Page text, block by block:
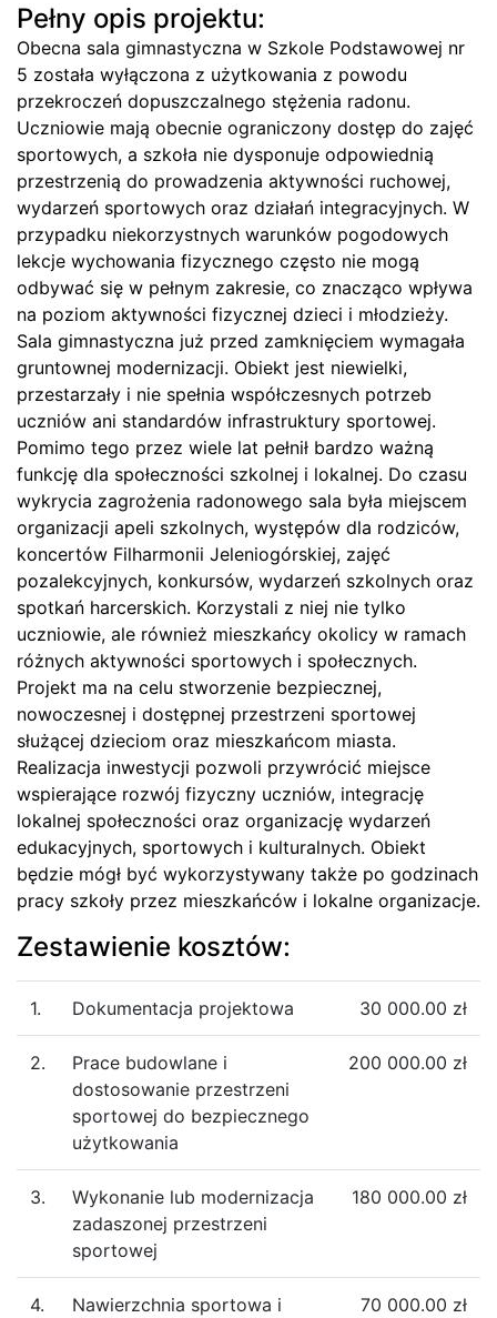
Pełny opis projektu:
Obecna sala gimnastyczna w Szkole Podstawowej nr
5 została wyłączona z użytkowania z powodu
przekroczeń dopuszczalnego stężenia radonu.
Uczniowie mają obecnie ograniczony dostęp do zajęć
sportowych, a szkoła nie dysponuje odpowiednią
przestrzenią do prowadzenia aktywności ruchowej,
wydarzeń sportowych oraz działań integracyjnych. W
przypadku niekorzystnych warunków pogodowych
lekcje wychowania fizycznego często nie mogą
odbywać się w pełnym zakresie, co znacząco wpływa
na poziom aktywności fizycznej dzieci i młodzieży.
Sala gimnastyczna już przed zamknięciem wymagała
gruntownej modernizacji. Obiekt jest niewielki,
przestarzały i nie spełnia współczesnych potrzeb
uczniów ani standardów infrastruktury sportowej.
Pomimo tego przez wiele lat pełnił bardzo ważną
funkcję dla społeczności szkolnej i lokalnej. Do czasu
wykrycia zagrożenia radonowego sala była miejscem
organizacji apeli szkolnych, występów dla rodziców,
koncertów Filharmonii Jeleniogórskiej, zajęć
pozalekcyjnych, konkursów, wydarzeń szkolnych oraz
spotkań harcerskich. Korzystali z niej nie tylko
uczniowie, ale również mieszkańcy okolicy w ramach
różnych aktywności sportowych i społecznych.
Projekt ma na celu stworzenie bezpiecznej,
nowoczesnej i dostępnej przestrzeni sportowej
służącej dzieciom oraz mieszkańcom miasta.
Realizacja inwestycji pozwoli przywrócić miejsce
wspierające rozwój fizyczny uczniów, integrację
lokalnej społeczności oraz organizację wydarzeń
edukacyjnych, sportowych i kulturalnych. Obiekt
będzie mógł być wykorzystywany także po godzinach
pracy szkoły przez mieszkańców i lokalne organizacje.
Zestawienie kosztów:
1. Dokumentacja projektowa 30 000.00 zł
2.
Prace budowlane i
dostosowanie przestrzeni
sportowej do bezpiecznego
użytkowania
200 000.00 zł
3.
Wykonanie lub modernizacja
zadaszonej przestrzeni
sportowej
180 000.00 zł
4.
Nawierzchnia sportowa i
70 000.00 zł